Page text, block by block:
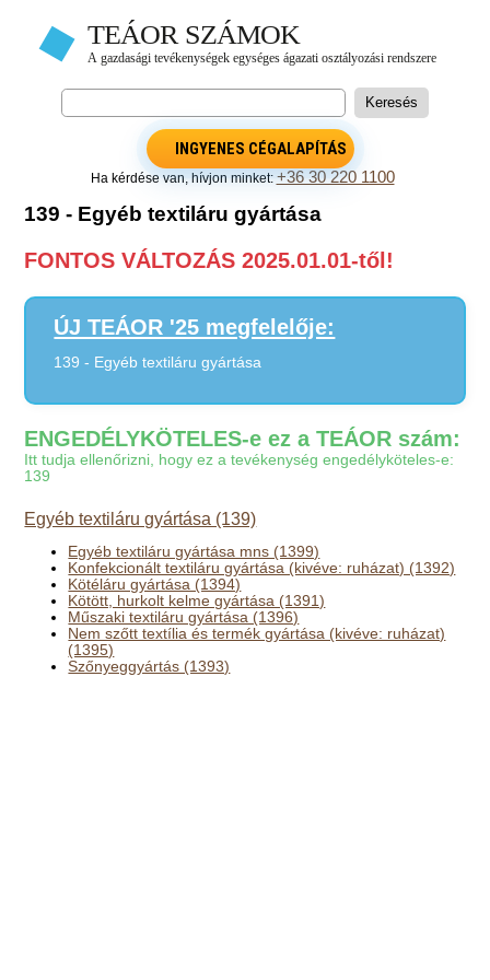
INGYENES CÉGALAPÍTÁS
Ha kérdése van, hívjon minket:+36 30 220 1100
139 - Egyéb textiláru gyártása
FONTOS VÁLTOZÁS 2025.01.01-től!
ÚJ TEÁOR '25 megfelelője:
139 - Egyéb textiláru gyártása
ENGEDÉLYKÖTELES-e ez a TEÁOR szám:
Itt tudja ellenőrizni, hogy ez a tevékenység engedélyköteles-e:
139
Egyéb textiláru gyártása (139)
Egyéb textiláru gyártása mns (1399)
Konfekcionált textiláru gyártása (kivéve: ruházat) (1392)
Kötéláru gyártása (1394)
Kötött, hurkolt kelme gyártása (1391)
Műszaki textiláru gyártása (1396)
Nem szőtt textília és termék gyártása (kivéve: ruházat)
(1395)
Szőnyeggyártás (1393)